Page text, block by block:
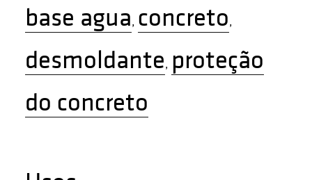
base agua, concreto,
desmoldante, proteção
do concreto